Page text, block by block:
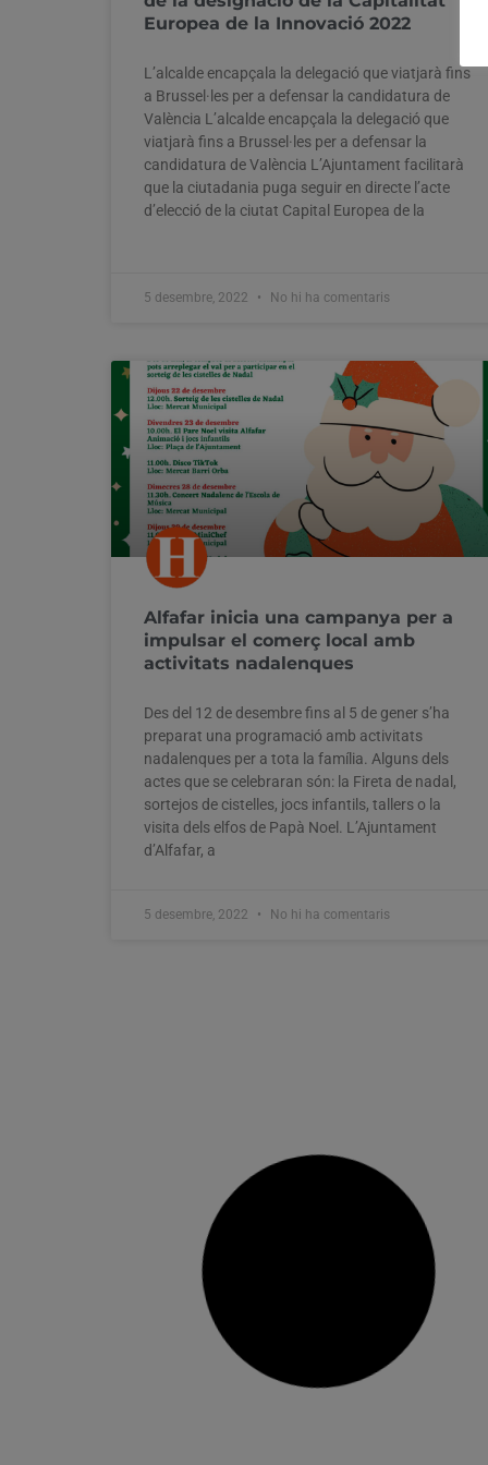
Europea de la Innovació 2022
L’alcalde encapçala la delegació que viatjarà fins
a Brussel·les per a defensar la candidatura de
València L’alcalde encapçala la delegació que
viatjarà fins a Brussel·les per a defensar la
candidatura de València L’Ajuntament facilitarà
que la ciutadania puga seguir en directe l’acte
d’elecció de la ciutat Capital Europea de la
5 desembre, 2022 No hi ha comentaris
Alfafar inicia una campanya per a
impulsar el comerç local amb
activitats nadalenques
Des del 12 de desembre fins al 5 de gener s’ha
preparat una programació amb activitats
nadalenques per a tota la família. Alguns dels
actes que se celebraran són: la Fireta de nadal,
sortejos de cistelles, jocs infantils, tallers o la
visita dels elfos de Papà Noel. L’Ajuntament
d’Alfafar, a
L’Ajuntament de Bonrepòs i
Mirambell ha llançat un any més la
convocatòria del Xec Bebè
Obert el termini de sol·licitud del Xec Bebè fins al
15 de desembre L’Ajuntament de Bonrepòs i